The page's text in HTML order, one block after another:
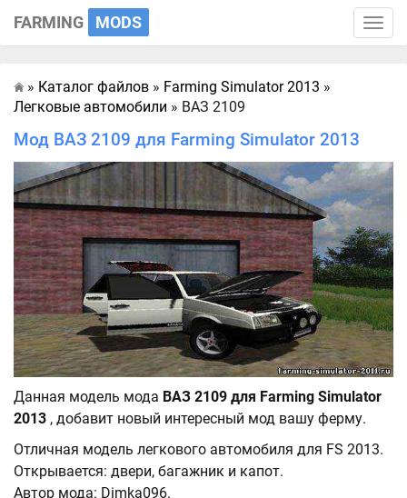
Toggle
FARMING MODS
Главная
» Каталог файлов » Farming Simulator 2013 »
Легковые автомобили » ВАЗ 2109
Мод ВАЗ 2109 для Farming Simulator 2013
Данная модель мода ВАЗ 2109 для Farming Simulator
2013 , добавит новый интересный мод вашу ферму.
Отличная модель легкового автомобиля для FS 2013.
Открывается: двери, багажник и капот.
Автор мода: Dimka096.